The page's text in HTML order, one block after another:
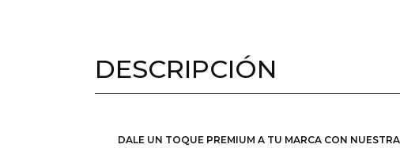
DESCRIPCIÓN
DALE UN TOQUE PREMIUM A TU MARCA CON